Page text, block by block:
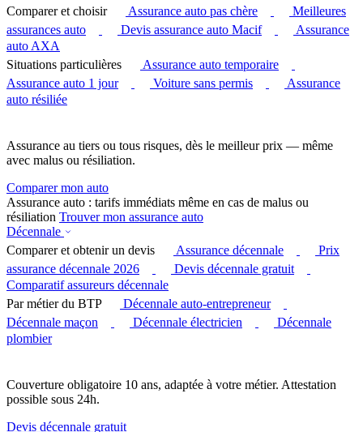
Comparer et choisir
Assurance auto pas chère
Meilleures
assurances auto
Devis assurance auto Macif
Assurance
auto AXA
Situations particulières
Assurance auto temporaire
Assurance auto 1 jour
Voiture sans permis
Assurance
auto résiliée
Assurance au tiers ou tous risques, dès le meilleur prix — même
avec malus ou résiliation.
Comparer mon auto
Assurance auto : tarifs immédiats même en cas de malus ou
résiliation Trouver mon assurance auto
Décennale
Comparer et obtenir un devis
Assurance décennale
Prix
assurance décennale 2026
Devis décennale gratuit
Comparatif assureurs décennale
Par métier du BTP
Décennale auto-entrepreneur
Décennale maçon
Décennale électricien
Décennale
plombier
Couverture obligatoire 10 ans, adaptée à votre métier. Attestation
possible sous 24h.
Devis décennale gratuit